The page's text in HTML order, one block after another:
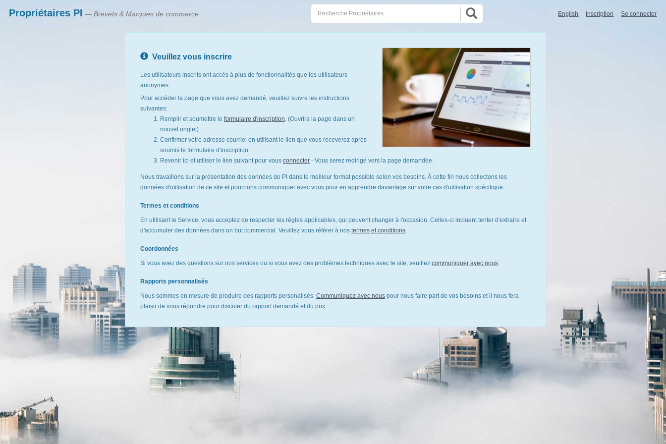
Propriétaires PI — Brevets & Marques de commerce English Inscription Se connecter
Veuillez vous inscrire
Les utilisateurs inscrits ont accès à plus de fonctionnalités que les utilisateurs
anonymes.
Pour accéder la page que vous avez demandé, veuillez suivre les instructions
suivantes:
Remplir et soumettre le formulaire d'inscription. (Ouvrira la page dans un
nouvel onglet)
Confirmer votre adresse courriel en utilisant le lien que vous receverez après
soumis le formulaire d'inscription.
Revenir ici et utiliser le lien suivant pour vous connecter- Vous serez redirigé vers la page demandée.
Nous travaillons sur la présentation des données de PI dans le meilleur format possible selon vos besoins. À cette fin nous collectons les
données d'utilisation de ce site et pourrions communiquer avec vous pour en apprendre davantage sur votre cas d'utilisation spécifique.
Termes et conditions
En utilisant le Service, vous acceptez de respecter les règles applicables, qui peuvent changer à l'occasion. Celles-ci incluent tenter d'extraire et
d'accumuler des données dans un but commercial. Veuillez vous référer à nos termes et conditions.
Coordonnées
Si vous avez des questions sur nos services ou si vous avez des problèmes techniques avec le site, veuillez communiquer avec nous.
Rapports personnalisés
Nous sommes en mesure de produire des rapports personalisés. Communiquez avec nouspour nous faire part de vos besoins et il nous fera
plaisir de vous répondre pour discuter du rapport demandé et du prix.